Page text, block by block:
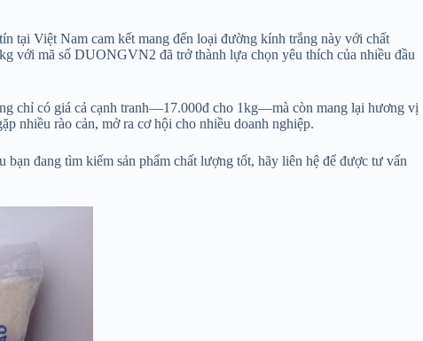
tại Việt Nam cam kết mang đến loại đường kính trắng này với chất
với mã số DUONGVN2 đã trở thành lựa chọn yêu thích của nhiều đầu
chỉ có giá cả cạnh tranh—17.000đ cho 1kg—mà còn mang lại hương vị
nhiều rào cản, mở ra cơ hội cho nhiều doanh nghiệp.
đang tìm kiếm sản phẩm chất lượng tốt, hãy liên hệ để được tư vấn